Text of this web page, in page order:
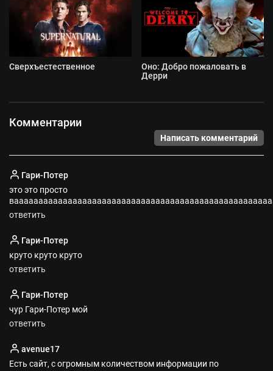
Сверхъестественное
Оно: Добро пожаловать в
Дерри
Комментарии
Написать комментарий
Гари-Потер
это это просто
ответить
Гари-Потер
круто круто круто
ответить
Гари-Потер
чур Гари-Потер мой
ответить
avenue17
Есть сайт, с огромным количеством информации по